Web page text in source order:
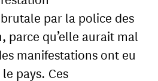
par la police des
parce qu’elle aurait mal
manifestations ont eu
pays. Ces